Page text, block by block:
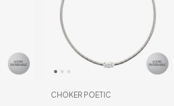
CHOKER POETIC